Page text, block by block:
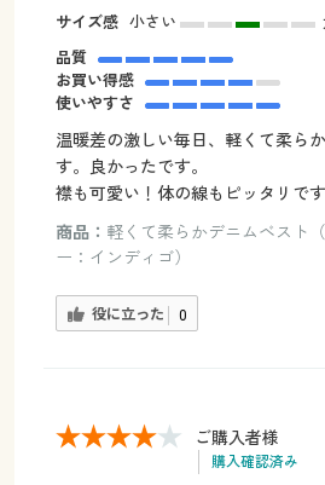
サイズ感 小さい
品質
お買い得感
使いやすさ
温暖差の激しい毎日、軽くて柔ら
す。良かったです。
襟も可愛い！体の線もピッタリです
商品： 軽くて柔らかデニムベスト
ー：インディゴ）
役に立った 0
ご購入者様
購入確認済み